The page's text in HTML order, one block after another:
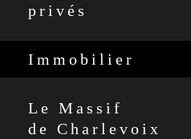
privés
Immobilier
Le Massif
de Charlevoix